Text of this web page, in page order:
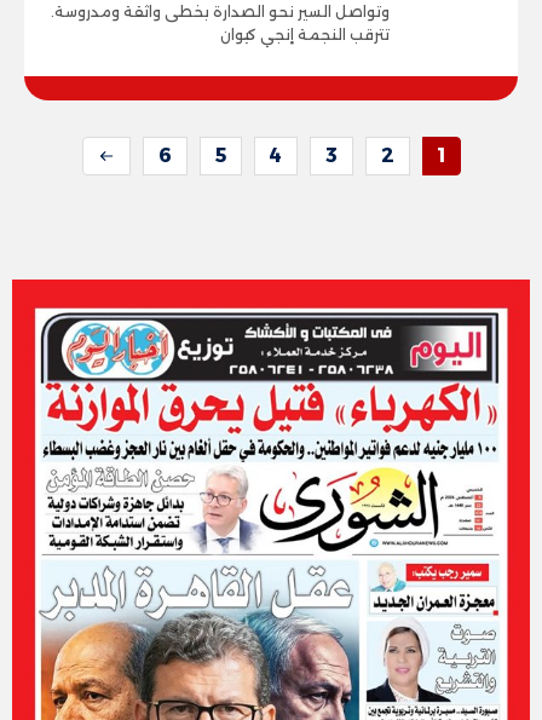
وتواصل السير نحو الصدارة بخطى واثقة ومدروسة.
تترقب النجمة إنجي كيوان
1
2
3
4
5
6